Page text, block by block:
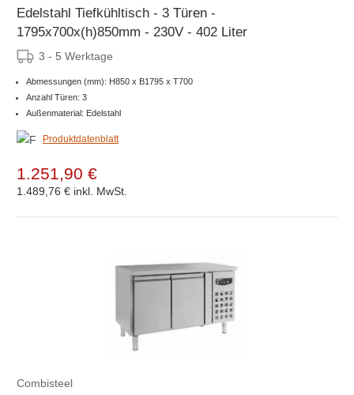
Edelstahl Tiefkühltisch - 3 Türen -
1795x700x(h)850mm - 230V - 402 Liter
3 - 5 Werktage
Abmessungen (mm): H850 x B1795 x T700
Anzahl Türen: 3
Außenmaterial: Edelstahl
Produktdatenblatt
1.251,90 €
1.489,76 € inkl. MwSt.
Combisteel